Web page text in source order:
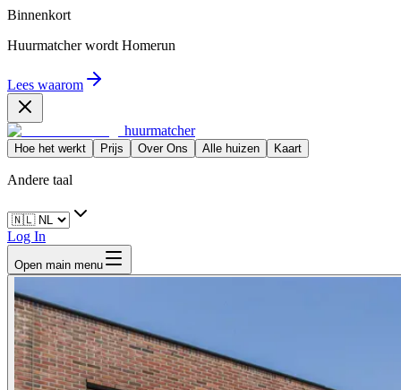
Binnenkort
Huurmatcher wordt Homerun
Lees waarom
huurmatcher
Hoe het werkt Prijs Over Ons Alle huizen Kaart
Andere taal
Log In
Open main menu